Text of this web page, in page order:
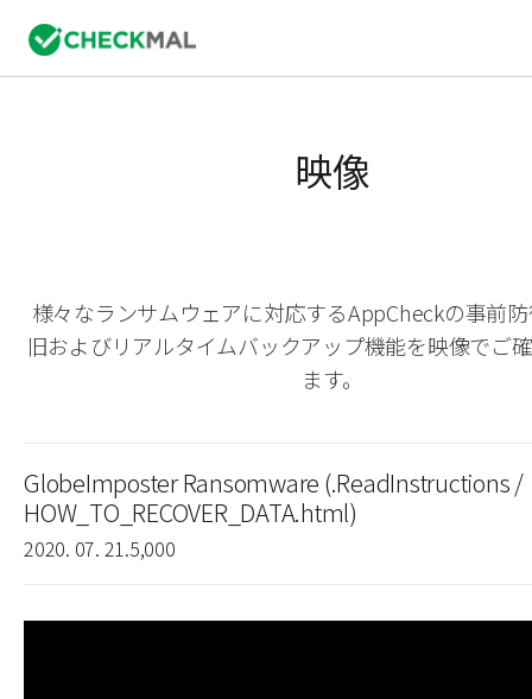
映像
様々なランサムウェアに対応するAppCheckの事前
旧およびリアルタイムバックアップ機能を映像でご
ます。
GlobeImposter Ransomware (.ReadInstructions /
HOW_TO_RECOVER_DATA.html)
2020. 07. 21.5,000